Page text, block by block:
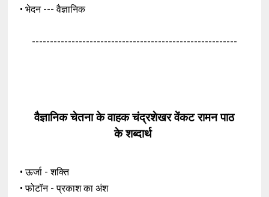
• भेदन --- वैज्ञानिक
---------------------------------------------------------
वैज्ञानिक चेतना के वाहक चंद्रशेखर वेंकट रामन पाठ
केशब्दार्थ
• ऊर्जा - शक्ति
• फोटॉन - प्रकाश का अंश